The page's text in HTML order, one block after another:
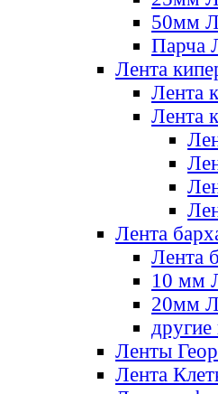
50мм
Парча
Лента
Лента
Лента
Лента
Лента
10 мм
20мм
Ленты
Лента